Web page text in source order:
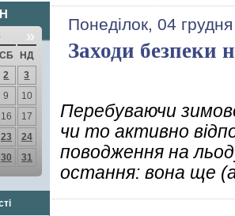
»
СБ
НД
2
3
9
10
16
17
23
24
30 31
Понеділок, 04
Заходи безпеки
Перебуваючи
чи то активно
поводження на
остання: вона ще